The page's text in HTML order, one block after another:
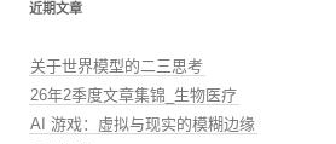
近期文章
关于世界模型的二三思考
26年2季度文章集锦_生物医疗
AI 游戏：虚拟与现实的模糊边缘